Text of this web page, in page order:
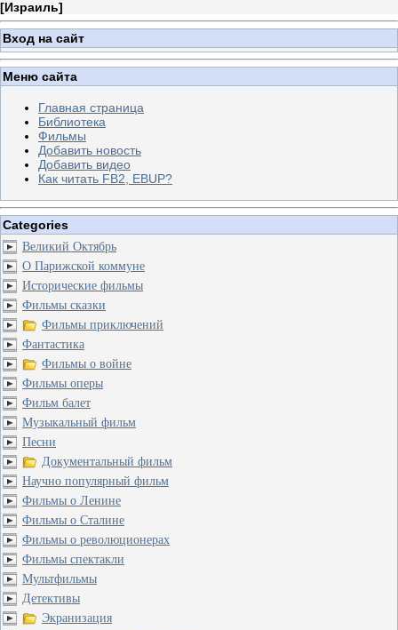
[Израиль]
Вход на сайт
Меню сайта
Главная страница
Библиотека
Фильмы
Добавить новость
Добавить видео
Как читать FB2, EBUP?
Categories
Великий Октябрь
О Парижской коммуне
Исторические фильмы
Фильмы сказки
Фильмы приключений
Фантастика
Фильмы о войне
Фильмы оперы
Фильм балет
Музыкальный фильм
Песни
Документальный фильм
Научно популярный фильм
Фильмы о Ленине
Фильмы о Сталине
Фильмы о революционерах
Фильмы спектакли
Мультфильмы
Детективы
Экранизация